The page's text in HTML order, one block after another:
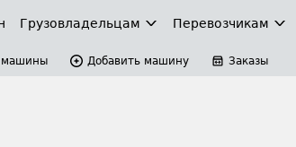
Грузовладельцам Перевозчикам
Добавить машину Заказы